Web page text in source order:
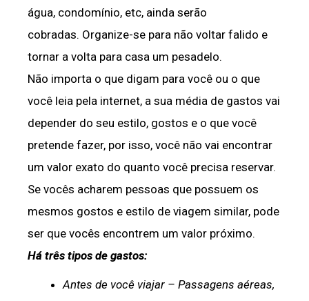
água, condomínio, etc, ainda serão
cobradas. Organize-se para não voltar falido e
tornar a volta para casa um pesadelo.
Não importa o que digam para você ou o que
você leia pela internet, a sua média de gastos vai
depender do seu estilo, gostos e o que você
pretende fazer, por isso, você não vai encontrar
um valor exato do quanto você precisa reservar.
Se vocês acharem pessoas que possuem os
mesmos gostos e estilo de viagem similar, pode
ser que vocês encontrem um valor próximo.
Há três tipos de gastos:
Antes de você viajar – Passagens aéreas,